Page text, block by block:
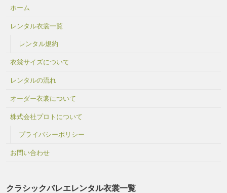
ホーム
レンタル衣裳一覧
レンタル規約
衣裳サイズについて
レンタルの流れ
オーダー衣裳について
株式会社プロトについて
プライバシーポリシー
お問い合わせ
クラシックバレエレンタル衣裳一覧